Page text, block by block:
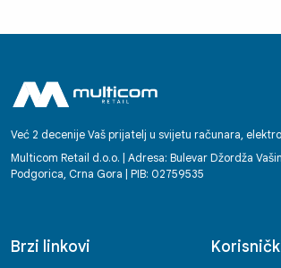
Već 2 decenije Vaš prijatelj u svijetu računara,
Multicom Retail d.o.o. | Adresa: Bulevar Džordža
Podgorica, Crna Gora | PIB: 02759535
Brzi linkovi